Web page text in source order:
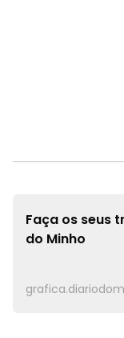
Faça os seus
do Minho